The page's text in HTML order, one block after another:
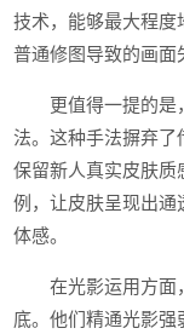
技术，能够最大程度
普通修图导致的画面
更值得一提的是
法。这种手法摒弃了
保留新人真实皮肤质
例，让皮肤呈现出通
体感。
在光影运用方面
底。他们精通光影强